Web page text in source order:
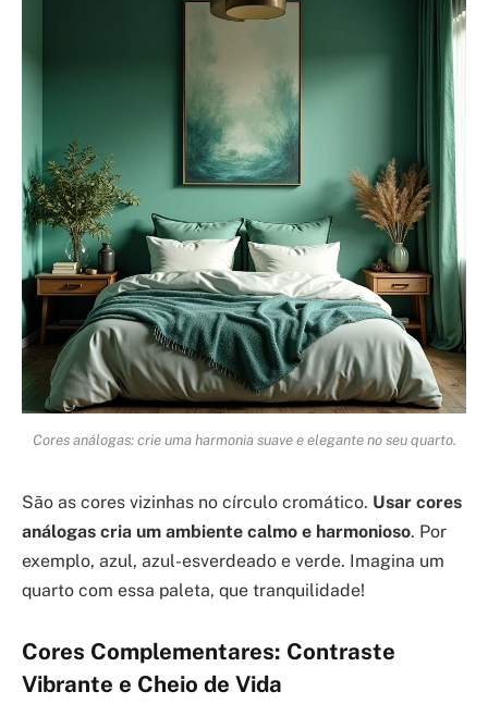
Cores análogas: crie uma harmonia suave e elegante no seu quarto.
São as cores vizinhas no círculo cromático. Usar cores
análogas cria um ambiente calmo e harmonioso. Por
exemplo, azul, azul-esverdeado e verde. Imagina um
quarto com essa paleta, que tranquilidade!
Cores Complementares: Contraste
Vibrante e Cheio de Vida